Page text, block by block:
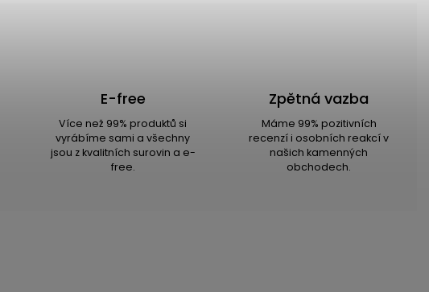
E-free
Více než 99% produktů si
vyrábíme sami a všechny
jsou z kvalitních surovin a e-
free.
Zpětná vazba
Máme 99% pozitivních
recenzí i osobních reakcí v
našich kamenných
obchodech.